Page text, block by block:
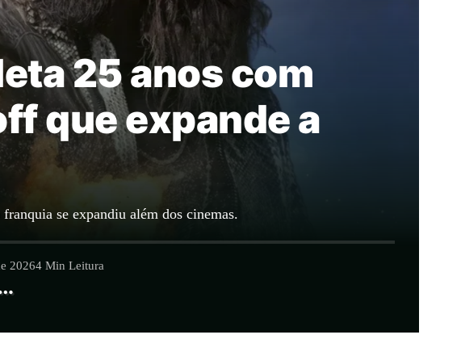
25 anos com
que expande a
se expandiu além dos cinemas.
20264 Min Leitura